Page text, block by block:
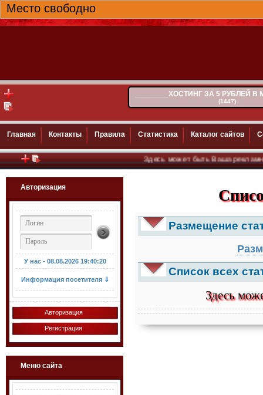
Место свободно
________ХОСТИНГ ЗА 5 РУБЛЕЙ В
(1447)
Главная Контакты Правила Статистика Каталог сайтов
Здесь может быть Ваша рекламная
Авторизация
У нас - 08.08.2026 19:40:21
Информация посетителя ⇓
Авторизация
Регистрация
Меню сайта
Размещение
Список всех
Здесь